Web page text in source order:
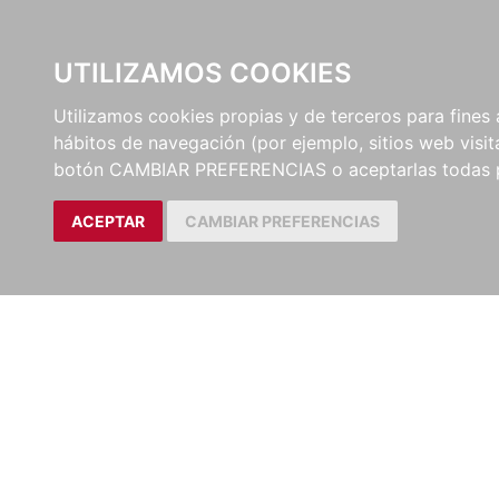
UTILIZAMOS COOKIES
Utilizamos cookies propias y de terceros para
hábitos de navegación (por ejemplo, sitios web
botón CAMBIAR PREFERENCIAS o aceptarlas
ACEPTAR CAMBIAR PREFERENCIAS
EDITORIAL